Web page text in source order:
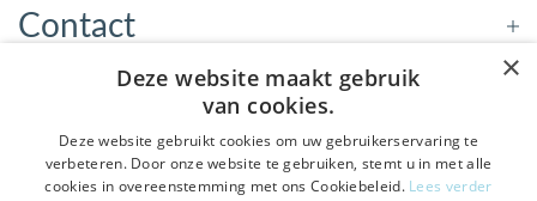
Contact
Openingstijden
Nieuwsbrief
×
Deze website maakt gebruik
van cookies.
Deze website gebruikt cookies om uw gebruikerservaring te
verbeteren. Door onze website te gebruiken, stemt u in met alle
cookies in overeenstemming met ons Cookiebeleid. Lees verder